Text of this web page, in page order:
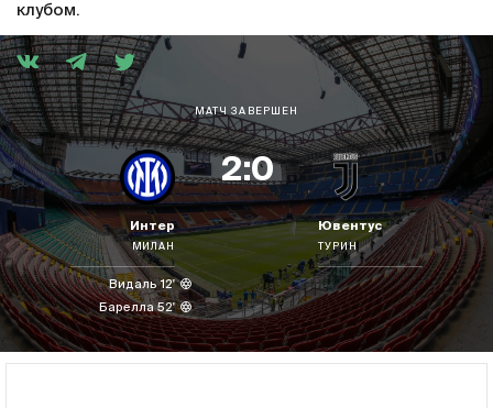
клубом.
МАТЧ ЗАВЕРШЕН
Интер
МИЛАН
Видаль 12'
Барелла 52'
2:0
Ювентус
ТУРИН